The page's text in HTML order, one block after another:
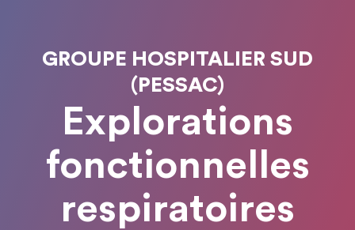
GROUPE HOSPITALIER SUD
(PESSAC)
Explorations
fonctionnelles
respiratoires